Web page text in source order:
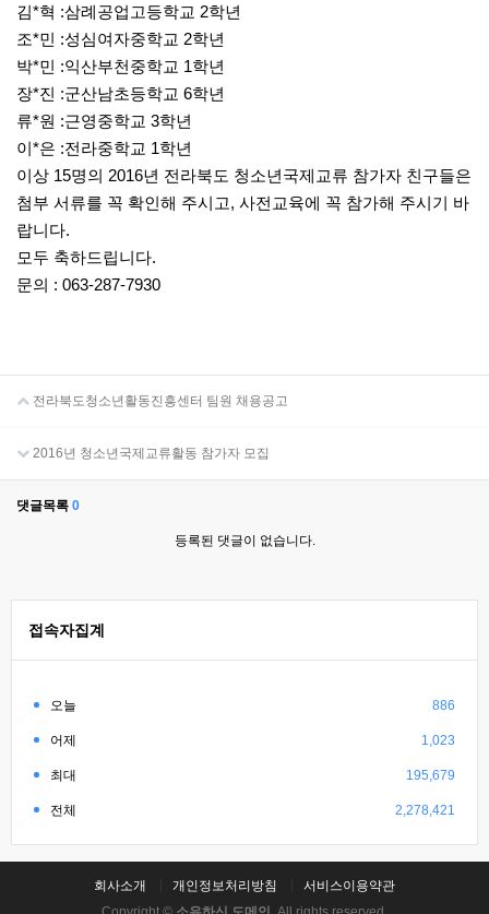
김*혁 :삼례공업고등학교 2학년
조*민 :성심여자중학교 2학년
박*민 :익산부천중학교 1학년
장*진 :군산남초등학교 6학년
류*원 :근영중학교 3학년
이*은 :전라중학교 1학년
이상 15명의 2016년 전라북도 청소년국제교류 참가자 친구들은
첨부 서류를 꼭 확인해 주시고, 사전교육에 꼭 참가해 주시기 바
랍니다.
모두 축하드립니다.
문의 : 063-287-7930
전라북도청소년활동진흥센터 팀원 채용공고
2016년 청소년국제교류활동 참가자 모집
댓글목록 0
등록된 댓글이 없습니다.
접속자집계
오늘 886
어제 1,023
최대 195,679
전체 2,278,421
회사소개 개인정보처리방침
서비스이용약관